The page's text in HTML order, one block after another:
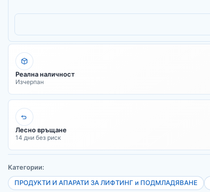
Реална наличност
Изчерпан
Лесно връщане
14 дни без риск
Категории:
ПРОДУКТИ И АПАРАТИ ЗА ЛИФТИНГ и ПОДМЛАДЯВАНЕ